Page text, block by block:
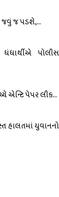
જ પડશે,...
પોલીસ
એન્ટિ પેપર લીક...
હાલતમાં યુવાનનો